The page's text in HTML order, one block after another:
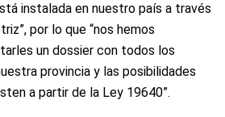
instalada en nuestro país a través
por lo que “nos hemos
un dossier con todos los
provincia y las posibilidades
a partir de la Ley 19640”.